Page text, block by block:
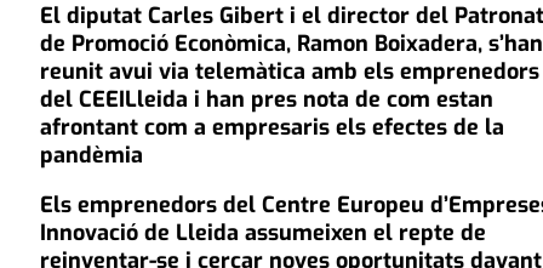
El diputat Carles Gibert i el director del Patronat
de Promoció Econòmica, Ramon Boixadera, s’han
reunit avui via telemàtica amb els emprenedors
del CEEILleida i han pres nota de com estan
afrontant com a empresaris els efectes de la
pandèmia
Els emprenedors del Centre Europeu
Innovació de Lleida assumeixen el repte de
reinventar-se i cercar noves oportunitats davant